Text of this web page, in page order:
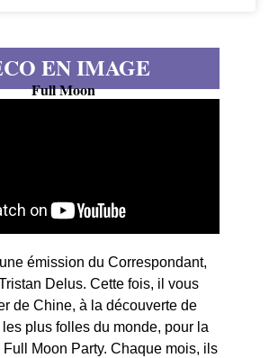
CO EN IMAGE
Full Moon
émission du Correspondant,
Delus. Cette fois, il vous
de Chine, à la découverte de
les plus folles du monde, pour la
Moon Party. Chaque mois, ils